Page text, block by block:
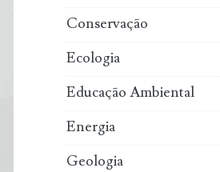
Conservação
Ecologia
Educação Ambiental
Energia
Geologia